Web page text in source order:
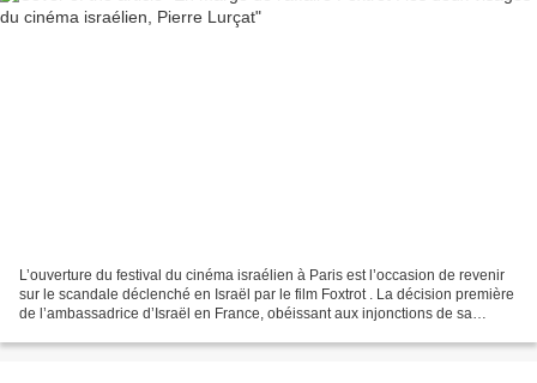
L’ouverture du festival du cinéma israélien à Paris est l’occasion de revenir
sur le scandale déclenché en Israël par le film Foxtrot . La décision première
de l’ambassadrice d’Israël en France, obéissant aux injonctions de sa